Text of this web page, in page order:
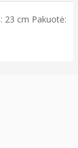
23 cm Pakuotė: